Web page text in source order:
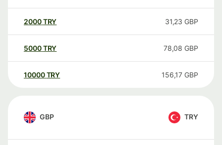
2000TRY 31,23 GBP
5000TRY 78,08 GBP
10000 TRY 156,17 GBP
GBP TRY